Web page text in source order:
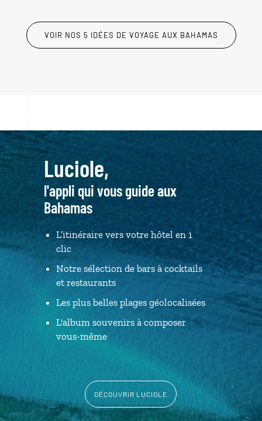
VOIR NOS 5 IDÉES DE VOYAGE AUX BAHAMAS
Luciole,
l'appli qui vous guide aux
Bahamas
L’itinéraire vers votre hôtel en 1
clic
Notre sélection de bars à cocktails
et restaurants
Les plus belles plages géolocalisées
L'album souvenirs à composer
vous-même
DÉCOUVRIR LUCIOLE